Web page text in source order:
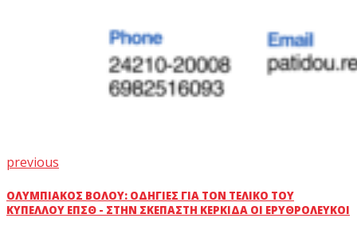
previous
ΟΛΥΜΠΙΑΚΌΣ ΒΌΛΟΥ: ΟΔΗΓΊΕΣ ΓΙΑ ΤΟΝ ΤΕΛΙΚΌ ΤΟΥ
ΚΥΠΈΛΛΟΥ ΕΠΣΘ - ΣΤΗΝ ΣΚΕΠΑΣΤΉ ΚΕΡΚΊΔΑ ΟΙ ΕΡΥΘΡΌΛΕΥΚΟΙ